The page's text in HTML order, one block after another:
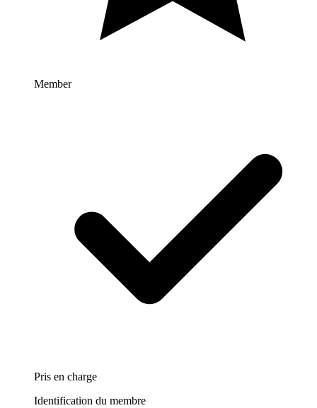
Member
Pris en charge
Identification du membre